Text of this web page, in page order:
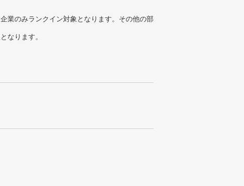
業のみランクイン対象となります。その他の部
なります。